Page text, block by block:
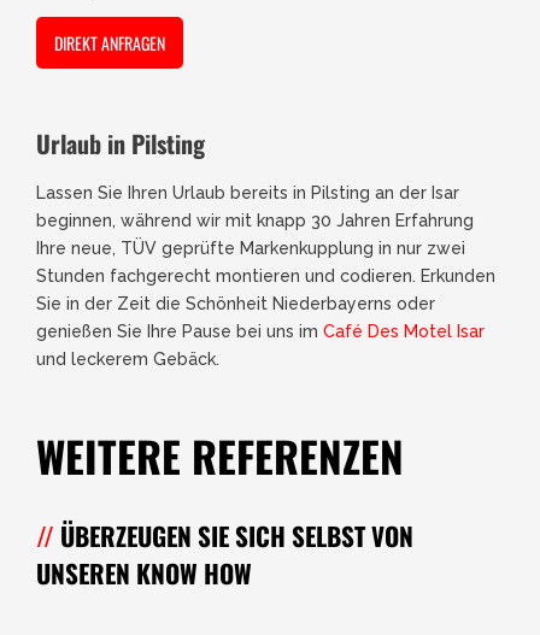
DIREKT ANFRAGEN
Urlaub in Pilsting
Lassen Sie Ihren Urlaub bereits in Pilsting an der Isar
beginnen, während wir mit knapp 30 Jahren Erfahrung
Ihre neue, TÜV geprüfte Markenkupplung in nur zwei
Stunden fachgerecht montieren und codieren. Erkunden
Sie in der Zeit die Schönheit Niederbayerns oder
genießen Sie Ihre Pause bei uns im Café Des Motel Isar
und leckerem Gebäck.
WEITERE REFERENZEN
ÜBERZEUGEN SIE SICH SELBST VON
UNSEREN KNOW HOW